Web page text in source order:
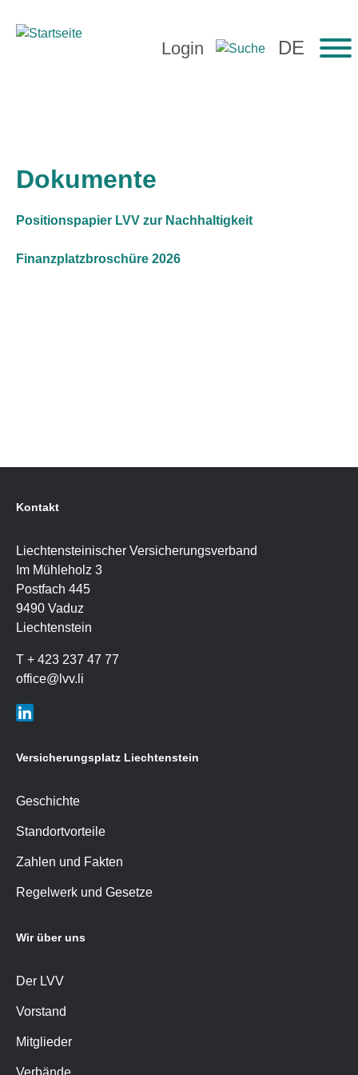
Login
Dokumente
Positionspapier LVV zur Nachhaltigkeit
Finanzplatzbroschüre 2026
Kontakt
Liechtensteinischer Versicherungsverband
Im Mühleholz 3
Postfach 445
9490 Vaduz
Liechtenstein
T + 423 237 47 77
office@ lvv.li
LIn
Versicherungsplatz Liechtenstein
Geschichte
Standortvorteile
Zahlen und Fakten
Regelwerk und Gesetze
Wir über uns
Der LVV
Vorstand
Mitglieder
Verbände